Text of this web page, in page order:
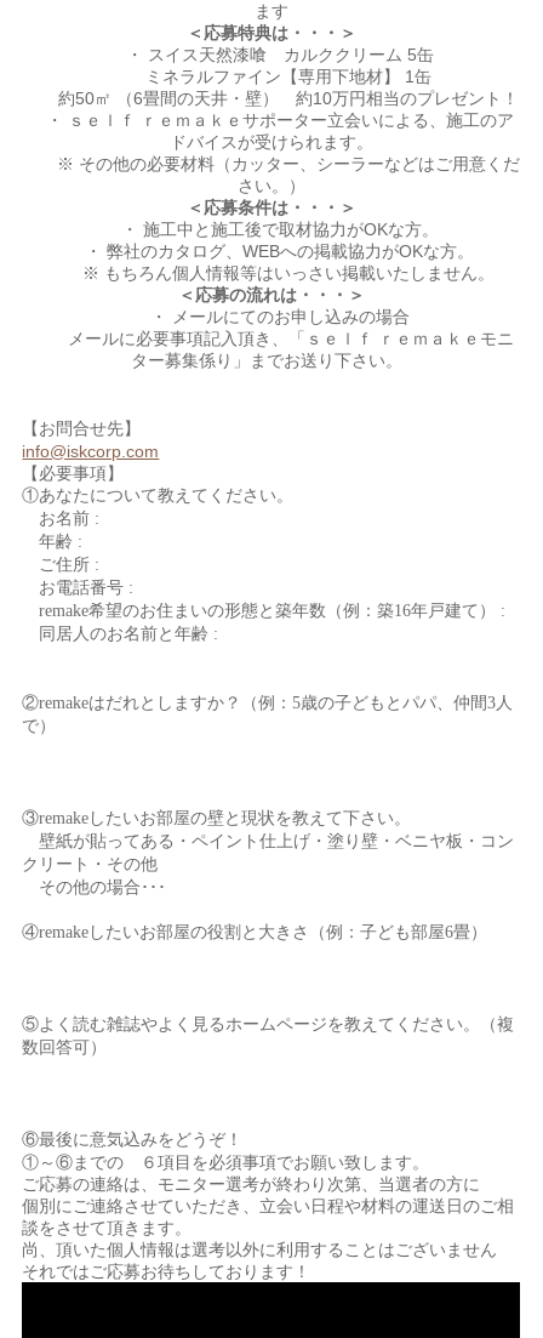
ます
＜応募特典は・・・＞
・ スイス天然漆喰 カルククリーム 5缶
ミネラルファイン【専用下地材】 1缶
約50㎡ （6畳間の天井・壁） 約10万円相当のプレゼント！
・ ｓｅｌｆ ｒｅｍａｋｅサポーター立会いによる、施工のア
ドバイスが受けられます。
※ その他の必要材料（カッター、シーラーなどはご用意くだ
さい。）
＜応募条件は・・・＞
・ 施工中と施工後で取材協力がOKな方。
・ 弊社のカタログ、WEBへの掲載協力がOKな方。
※ もちろん個人情報等はいっさい掲載いたしません。
＜応募の流れは・・・＞
・ メールにてのお申し込みの場合
メールに必要事項記入頂き、「ｓｅｌｆ ｒｅｍａｋｅモニ
ター募集係り」までお送り下さい。
【お問合せ先】
info@iskcorp.com
【必要事項】
①あなたについて教えてください。
お名前 :
年齢 :
ご住所 :
お電話番号 :
remake希望のお住まいの形態と築年数（例：築16年戸建て）
:
同居人のお名前と年齢 :
②remakeはだれとしますか？（例：5歳の子どもとパパ、仲間3人
で）
③remake したいお部屋の壁と現状を教えて下さい。
壁紙が貼ってある・ペイント仕上げ・塗り壁・ベニヤ板・コン
クリート・その他
その他の場合･･･
④remake したいお部屋の役割と大きさ（例：子ども部屋6畳）
⑤よく読む雑誌やよく見るホームページを教えてください。（複
数回答可）
⑥最後に意気込みをどうぞ！
①～⑥までの ６項目を必須事項でお願い致します。
ご応募の連絡は、モニター選考が終わり次第、当選者の方に
個別にご連絡させていただき、立会い日程や材料の運送日のご相
談をさせて頂きます。
尚、頂いた個人情報は選考以外に利用することはございません
それではご応募お待ちしております！